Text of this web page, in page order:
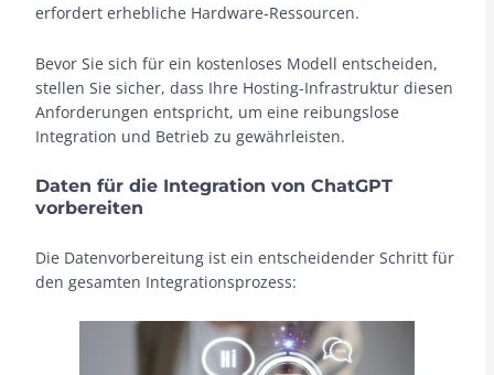
erfordert erhebliche Hardware-Ressourcen.
Bevor Sie sich für ein kostenloses Modell entscheiden,
stellen Sie sicher, dass Ihre Hosting-Infrastruktur diesen
Anforderungen entspricht, um eine reibungslose
Integration und Betrieb zu gewährleisten.
Daten für die Integration von ChatGPT
vorbereiten
Die Datenvorbereitung ist ein entscheidender Schritt für
den gesamten Integrationsprozess: